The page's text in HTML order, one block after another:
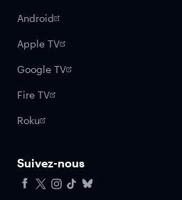
Android
Apple TV
Google TV
Fire TV
Roku
Suivez-nous